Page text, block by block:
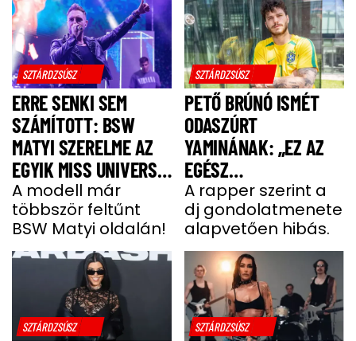
SZTÁRDZSÚSZ
ERRE SENKI SEM
SZÁMÍTOTT: BSW
MATYI SZERELME AZ
EGYIK MISS UNIVERSE
HUNGARY VERSENYZŐ
A modell már
többször feltűnt
BSW Matyi oldalán!
SZTÁRDZSÚSZ
PETŐ BRÚNÓ ISMÉT
ODASZÚRT
YAMINÁNAK: „EZ AZ
EGÉSZ
GONDOLATMENET
ZSÁKUTCA”
A rapper szerint a
dj gondolatmenete
alapvetően hibás.
SZTÁRDZSÚSZ SZTÁRDZSÚSZ